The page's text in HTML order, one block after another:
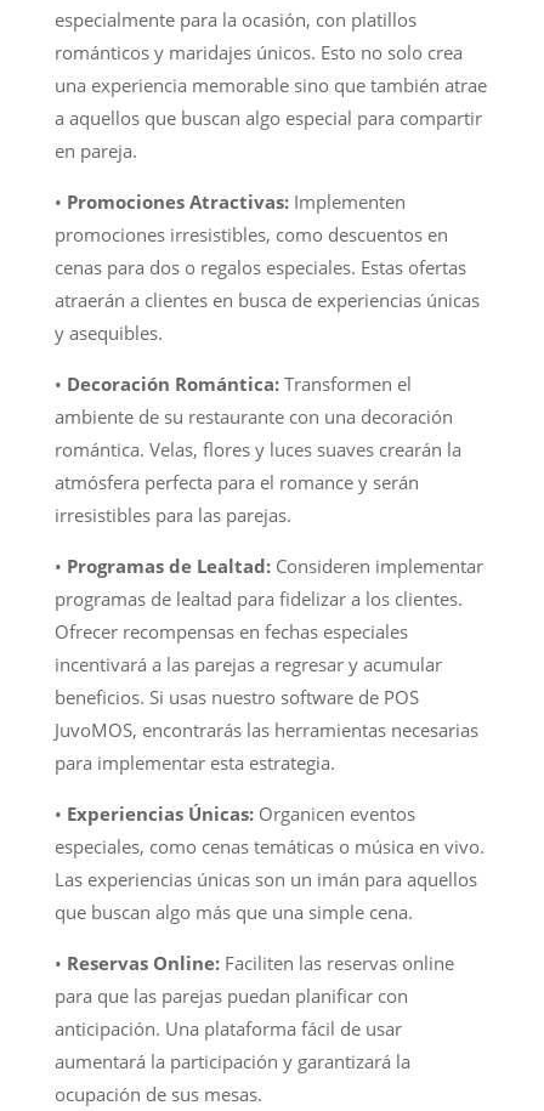
especialmente para la ocasión, con platillos
románticos y maridajes únicos. Esto no solo crea
una experiencia memorable sino que también atrae
a aquellos que buscan algo especial para compartir
en pareja.
• Promociones Atractivas:Implementen
promociones irresistibles, como descuentos en
cenas para dos o regalos especiales. Estas ofertas
atraerán a clientes en busca de experiencias únicas
y asequibles.
• Decoración Romántica:Transformen el
ambiente de su restaurante con una decoración
romántica. Velas, flores y luces suaves crearán la
atmósfera perfecta para el romance y serán
irresistibles para las parejas.
• Programas de Lealtad:Consideren implementar
programas de lealtad para fidelizar a los clientes.
Ofrecer recompensas en fechas especiales
incentivará a las parejas a regresar y acumular
beneficios. Si usas nuestro software de POS
JuvoMOS, encontrarás las herramientas necesarias
para implementar esta estrategia.
• Experiencias Únicas:Organicen eventos
especiales, como cenas temáticas o música en vivo.
Las experiencias únicas son un imán para aquellos
que buscan algo más que una simple cena.
• Reservas Online:Faciliten las reservas online
para que las parejas puedan planificar con
anticipación. Una plataforma fácil de usar
aumentará la participación y garantizará la
ocupación de sus mesas.